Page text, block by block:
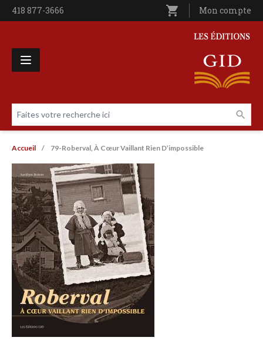
Aller au contenu principal
Téléphone
418 877-3666 shopping_cart Utilisateur
Mon compte
Les Éditions GID
Faites votre recherche ici
Livres par page
Fil d'Ariane
Accueil 79-Roberval, À Cœur Vaillant Rien D’impossible